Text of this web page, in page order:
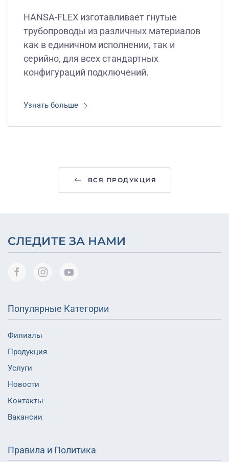
HANSA-FLEX изготавливает гнутые
трубопроводы из различных материалов
как в единичном исполнении, так и
серийно, для всех стандартных
конфигураций подключений.
Узнать больше
ВСЯ ПРОДУКЦИЯ
СЛЕДИТЕ ЗА НАМИ
Популярные Категории
Филиалы
Продукция
Услуги
Новости
Контакты
Вакансии
Правила и Политика